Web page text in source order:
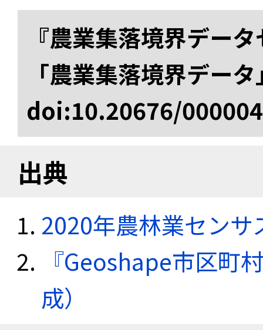
『農業集落境界デー
「農業集落境界デー
doi:10.20676/
出典
2020年農林業セン
『Geoshape市区町
成）